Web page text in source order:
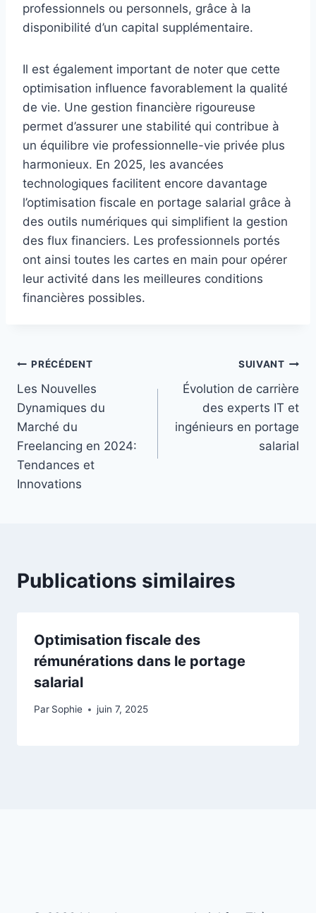
professionnels ou personnels, grâce à la
disponibilité d’un capital supplémentaire.
Il est également important de noter que cette
optimisation influence favorablement la qualité
de vie. Une gestion financière rigoureuse
permet d’assurer une stabilité qui contribue à
un équilibre vie professionnelle-vie privée plus
harmonieux. En 2025, les avancées
technologiques facilitent encore davantage
l’optimisation fiscale en portage salarial grâce à
des outils numériques qui simplifient la gestion
des flux financiers. Les professionnels portés
ont ainsi toutes les cartes en main pour opérer
leur activité dans les meilleures conditions
financières possibles.
Navigation
de
l’article
PRÉCÉDENT
Les Nouvelles
Dynamiques du
Marché du
Freelancing en 2024:
Tendances et
Innovations
SUIVANT
Évolution de carrière
des experts IT et
ingénieurs en portage
salarial
Publications similaires
Optimisation fiscale des
rémunérations dans le portage
salarial
Par Sophie juin 7, 2025